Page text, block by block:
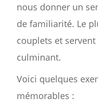
nous donner un
de familiarité. Le
couplets et
culminant.
Voici quelques
mémorables :